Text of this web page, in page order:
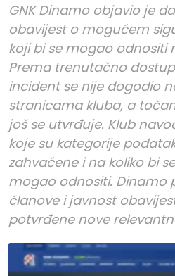
GNK Dinamo objavio je
obavijest o mogućem
koji bi se mogao odnositi
Prema trenutačno
incident se nije dogodio
stranicama kluba, a
još se utvrđuje. Klub
koje su kategorije
zahvaćene i na koliko bi
mogao odnositi. Dinamo
članove i javnost
potvrđene nove